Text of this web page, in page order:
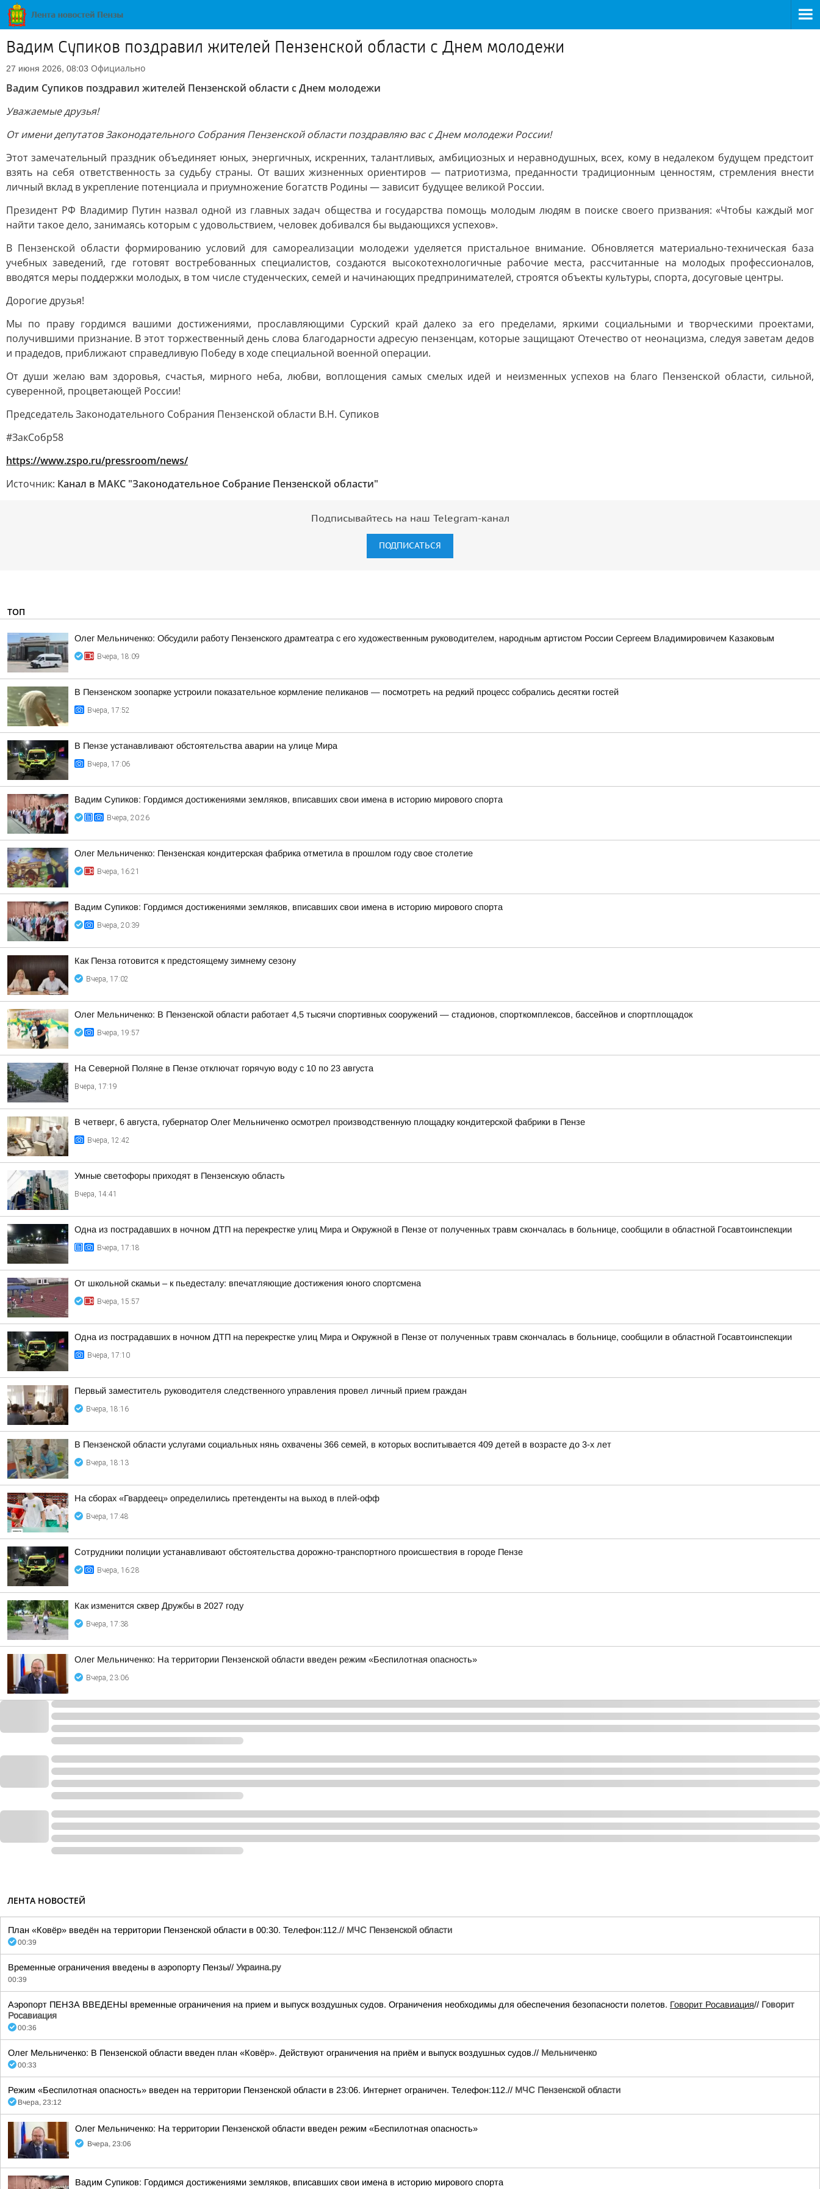
Вадим Супиков поздравил жителей Пензенской области с Днем молодежи
27 июня 2026, 08:03 Официально
Вадим Супиков поздравил жителей Пензенской области с Днем молодежи
Уважаемые друзья!
От имени депутатов Законодательного Собрания Пензенской области поздравляю вас с Днем молодежи России!
Этот замечательный праздник объединяет юных, энергичных, искренних, талантливых, амбициозных и неравнодушных, всех, кому в недалеком будущем предстоит
взять на себя ответственность за судьбу страны. От ваших жизненных ориентиров — патриотизма, преданности традиционным ценностям, стремления внести
личный вклад в укрепление потенциала и приумножение богатств Родины — зависит будущее великой России.
Президент РФ Владимир Путин назвал одной из главных задач общества и государства помощь молодым людям в поиске своего призвания: «Чтобы каждый мог
найти такое дело, занимаясь которым с удовольствием, человек добивался бы выдающихся успехов».
В Пензенской области формированию условий для самореализации молодежи уделяется пристальное внимание. Обновляется материально-техническая база
учебных заведений, где готовят востребованных специалистов, создаются высокотехнологичные рабочие места, рассчитанные на молодых профессионалов,
вводятся меры поддержки молодых, в том числе студенческих, семей и начинающих предпринимателей, строятся объекты культуры, спорта, досуговые центры.
Дорогие друзья!
Мы по праву гордимся вашими достижениями, прославляющими Сурский край далеко за его пределами, яркими социальными и творческими проектами,
получившими признание. В этот торжественный день слова благодарности адресую пензенцам, которые защищают Отечество от неонацизма, следуя заветам дедов
и прадедов, приближают справедливую Победу в ходе специальной военной операции.
От души желаю вам здоровья, счастья, мирного неба, любви, воплощения самых смелых идей и неизменных успехов на благо Пензенской области, сильной,
суверенной, процветающей России!
Председатель Законодательного Собрания Пензенской области В.Н. Супиков
#ЗакСобр58
https://www.zspo.ru/pressroom/news/
Источник: Канал в МАКС "Законодательное Собрание Пензенской области"
Подписывайтесь на наш Telegram-канал
ПОДПИСАТЬСЯ
ТОП
Олег Мельниченко: Обсудили работу Пензенского драмтеатра с его художественным руководителем, народным артистом России Сергеем Владимировичем Казаковым
Вчера, 18:09
В Пензенском зоопарке устроили показательное кормление пеликанов — посмотреть на редкий процесс собрались десятки гостей
Вчера, 17:52
В Пензе устанавливают обстоятельства аварии на улице Мира
Вчера, 17:06
Вадим Супиков: Гордимся достижениями земляков, вписавших свои имена в историю мирового спорта
Вчера, 20:26
Олег Мельниченко: Пензенская кондитерская фабрика отметила в прошлом году свое столетие
Вчера, 16:21
Вадим Супиков: Гордимся достижениями земляков, вписавших свои имена в историю мирового спорта
Вчера, 20:39
Как Пенза готовится к предстоящему зимнему сезону
Вчера, 17:02
Олег Мельниченко: В Пензенской области работает 4,5 тысячи спортивных сооружений — стадионов, спорткомплексов, бассейнов и спортплощадок
Вчера, 19:57
На Северной Поляне в Пензе отключат горячую воду с 10 по 23 августа
Вчера, 17:19
В четверг, 6 августа, губернатор Олег Мельниченко осмотрел производственную площадку кондитерской фабрики в Пензе
Вчера, 12:42
Умные светофоры приходят в Пензенскую область
Вчера, 14:41
Одна из пострадавших в ночном ДТП на перекрестке улиц Мира и Окружной в Пензе от полученных травм скончалась в больнице, сообщили в областной Госавтоинспекции
Вчера, 17:18
От школьной скамьи – к пьедесталу: впечатляющие достижения юного спортсмена
Вчера, 15:57
Одна из пострадавших в ночном ДТП на перекрестке улиц Мира и Окружной в Пензе от полученных травм скончалась в больнице, сообщили в областной Госавтоинспекции
Вчера, 17:10
Первый заместитель руководителя следственного управления провел личный прием граждан
Вчера, 18:16
В Пензенской области услугами социальных нянь охвачены 366 семей, в которых воспитывается 409 детей в возрасте до 3-х лет
Вчера, 18:13
На сборах «Гвардеец» определились претенденты на выход в плей-офф
Вчера, 17:48
Сотрудники полиции устанавливают обстоятельства дорожно-транспортного происшествия в городе Пензе
Вчера, 16:28
Как изменится сквер Дружбы в 2027 году
Вчера, 17:38
Олег Мельниченко: На территории Пензенской области введен режим «Беспилотная опасность»
Вчера, 23:06
ЛЕНТА НОВОСТЕЙ
План «Ковёр» введён на территории Пензенской области в 00:30. Телефон:112.// МЧС Пензенской области
00:39
Временные ограничения введены в аэропорту Пензы// Украина.ру
00:39
Аэропорт ПЕНЗА ВВЕДЕНЫ временные ограничения на прием и выпуск воздушных судов. Ограничения необходимы для обеспечения безопасности полетов. Говорит Росавиация// Говорит
Росавиация
00:36
Олег Мельниченко: В Пензенской области введен план «Ковёр». Действуют ограничения на приём и выпуск воздушных судов.// Мельниченко
00:33
Режим «Беспилотная опасность» введен на территории Пензенской области в 23:06. Интернет ограничен. Телефон:112.// МЧС Пензенской области
Вчера, 23:12
Олег Мельниченко: На территории Пензенской области введен режим «Беспилотная опасность»
Вчера, 23:06
Вадим Супиков: Гордимся достижениями земляков, вписавших свои имена в историю мирового спорта